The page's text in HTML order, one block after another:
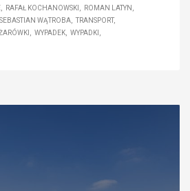
RAFAŁ KOCHANOWSKI
ROMAN LATYN
SEBASTIAN WĄTROBA
TRANSPORT
WYPADEK WYPADKI